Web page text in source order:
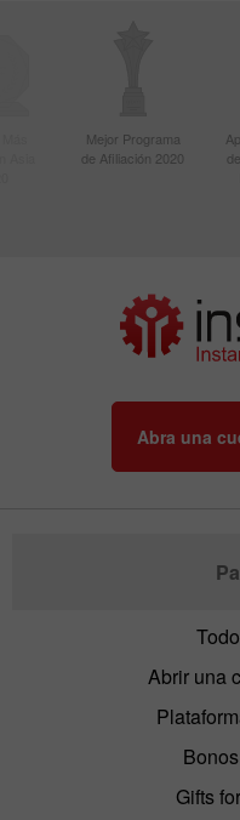
Mejor Programa
de Afiliación 2020
Abra una
Abrir una
Gifts